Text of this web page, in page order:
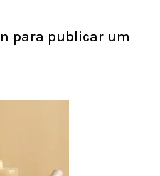
para publicar um